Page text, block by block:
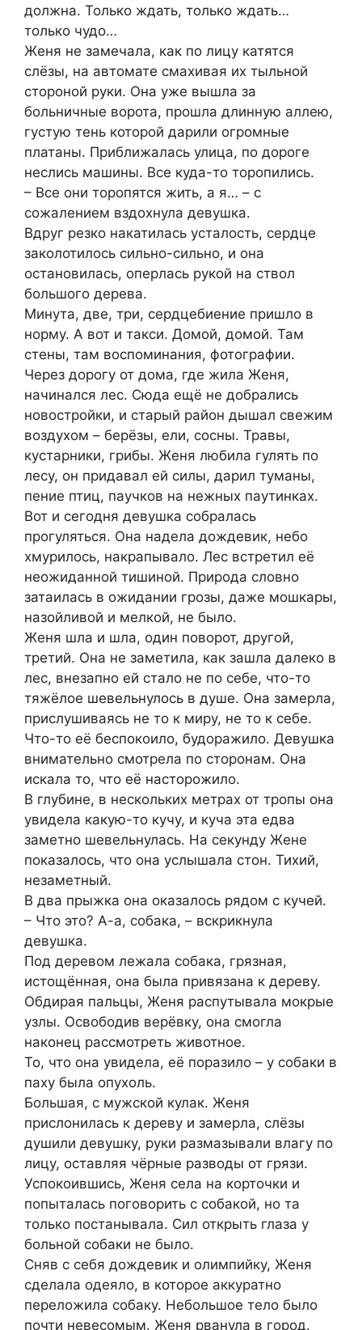
должна. Только ждать, только ждать…
только чудо…
Женя не замечала, как по лицу катятся
слёзы, на автомате смахивая их тыльной
стороной руки. Она уже вышла за
больничные ворота, прошла длинную аллею,
густую тень которой дарили огромные
платаны. Приближалась улица, по дороге
неслись машины. Все куда-то торопились.
– Все они торопятся жить, а я… – с
сожалением вздохнула девушка.
Вдруг резко накатилась усталость, сердце
заколотилось сильно-сильно, и она
остановилась, оперлась рукой на ствол
большого дерева.
Минута, две, три, сердцебиение пришло в
норму. А вот и такси. Домой, домой. Там
стены, там воспоминания, фотографии.
Через дорогу от дома, где жила Женя,
начинался лес. Сюда ещё не добрались
новостройки, и старый район дышал свежим
воздухом – берёзы, ели, сосны. Травы,
кустарники, грибы. Женя любила гулять по
лесу, он придавал ей силы, дарил туманы,
пение птиц, паучков на нежных паутинках.
Вот и сегодня девушка собралась
прогуляться. Она надела дождевик, небо
хмурилось, накрапывало. Лес встретил её
неожиданной тишиной. Природа словно
затаилась в ожидании грозы, даже мошкары,
назойливой и мелкой, не было.
Женя шла и шла, один поворот, другой,
третий. Она не заметила, как зашла далеко в
лес, внезапно ей стало не по себе, что-то
тяжёлое шевельнулось в душе. Она замерла,
прислушиваясь не то к миру, не то к себе.
Что-то её беспокоило, будоражило. Девушка
внимательно смотрела по сторонам. Она
искала то, что её насторожило.
В глубине, в нескольких метрах от тропы она
увидела какую-то кучу, и куча эта едва
заметно шевельнулась. На секунду Жене
показалось, что она услышала стон. Тихий,
незаметный.
В два прыжка она оказалось рядом с кучей.
– Что это? А-а, собака, – вскрикнула
девушка.
Под деревом лежала собака, грязная,
истощённая, она была привязана к дереву.
Обдирая пальцы, Женя распутывала мокрые
узлы. Освободив верёвку, она смогла
наконец рассмотреть животное.
То, что она увидела, её поразило – у собаки в
паху была опухоль.
Большая, с мужской кулак. Женя
прислонилась к дереву и замерла, слёзы
душили девушку, руки размазывали влагу по
лицу, оставляя чёрные разводы от грязи.
Успокоившись, Женя села на корточки и
попыталась поговорить с собакой, но та
только постанывала. Сил открыть глаза у
больной собаки не было.
Сняв с себя дождевик и олимпийку, Женя
сделала одеяло, в которое аккуратно
переложила собаку. Небольшое тело было
почти невесомым. Женя рванула в город.